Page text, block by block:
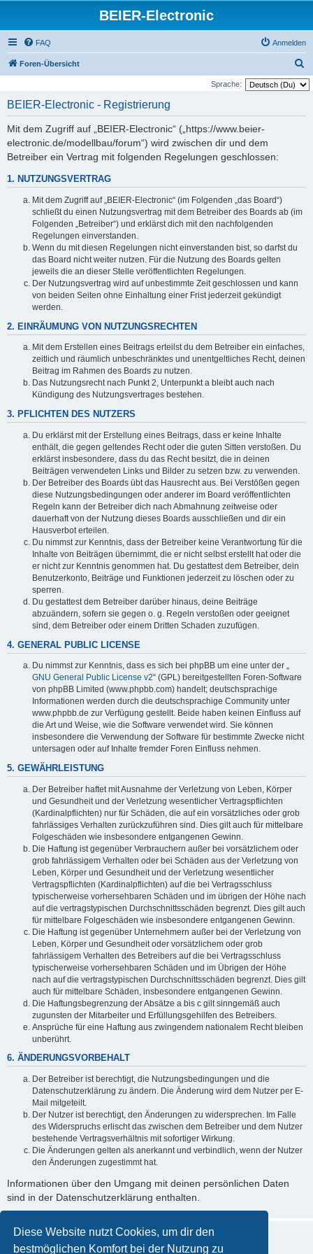
Diese Website nutzt Cookies, um dir den
bestmöglichen Komfort bei der Nutzung zu
BEIER-Electronic
FAQ Anmelden
Foren-Übersicht
u
Sprache:
BEIER-Electronic - Registrierung
Mit dem Zugriff auf „BEIER-Electronic“ („https://www.beier-
electronic.de/modellbau/forum“) wird zwischen dir und dem
Betreiber ein Vertrag mit folgenden Regelungen geschlossen:
1. NUTZUNGSVERTRAG
Mit dem Zugriff auf „BEIER-Electronic“ (im Folgenden „das Board“)
schließt du einen Nutzungsvertrag mit dem Betreiber des Boards ab (im
Folgenden „Betreiber“) und erklärst dich mit den nachfolgenden
Regelungen einverstanden.
Wenn du mit diesen Regelungen nicht einverstanden bist, so darfst du
das Board nicht weiter nutzen. Für die Nutzung des Boards gelten
jeweils die an dieser Stelle veröffentlichten Regelungen.
Der Nutzungsvertrag wird auf unbestimmte Zeit geschlossen und kann
von beiden Seiten ohne Einhaltung einer Frist jederzeit gekündigt
werden.
2. EINRÄUMUNG VON NUTZUNGSRECHTEN
Mit dem Erstellen eines Beitrags erteilst du dem Betreiber ein einfaches,
zeitlich und räumlich unbeschränktes und unentgeltliches Recht, deinen
Beitrag im Rahmen des Boards zu nutzen.
Das Nutzungsrecht nach Punkt 2, Unterpunkt a bleibt auch nach
Kündigung des Nutzungsvertrages bestehen.
3. PFLICHTEN DES NUTZERS
Du erklärst mit der Erstellung eines Beitrags, dass er keine Inhalte
enthält, die gegen geltendes Recht oder die guten Sitten verstoßen. Du
erklärst insbesondere, dass du das Recht besitzt, die in deinen
Beiträgen verwendeten Links und Bilder zu setzen bzw. zu verwenden.
Der Betreiber des Boards übt das Hausrecht aus. Bei Verstößen gegen
diese Nutzungsbedingungen oder anderer im Board veröffentlichten
Regeln kann der Betreiber dich nach Abmahnung zeitweise oder
dauerhaft von der Nutzung dieses Boards ausschließen und dir ein
Hausverbot erteilen.
Du nimmst zur Kenntnis, dass der Betreiber keine Verantwortung für die
Inhalte von Beiträgen übernimmt, die er nicht selbst erstellt hat oder die
er nicht zur Kenntnis genommen hat. Du gestattest dem Betreiber, dein
Benutzerkonto, Beiträge und Funktionen jederzeit zu löschen oder zu
sperren.
Du gestattest dem Betreiber darüber hinaus, deine Beiträge
abzuändern, sofern sie gegen o. g. Regeln verstoßen oder geeignet
sind, dem Betreiber oder einem Dritten Schaden zuzufügen.
4. GENERAL PUBLIC LICENSE
Du nimmst zur Kenntnis, dass es sich bei phpBB um eine unter der „
GNU General Public License v2“ (GPL) bereitgestellten Foren-Software
von phpBB Limited (www.phpbb.com) handelt; deutschsprachige
Informationen werden durch die deutschsprachige Community unter
www.phpbb.de zur Verfügung gestellt. Beide haben keinen Einfluss auf
die Art und Weise, wie die Software verwendet wird. Sie können
insbesondere die Verwendung der Software für bestimmte Zwecke nicht
untersagen oder auf Inhalte fremder Foren Einfluss nehmen.
5. GEWÄHRLEISTUNG
Der Betreiber haftet mit Ausnahme der Verletzung von Leben, Körper
und Gesundheit und der Verletzung wesentlicher Vertragspflichten
(Kardinalpflichten) nur für Schäden, die auf ein vorsätzliches oder grob
fahrlässiges Verhalten zurückzuführen sind. Dies gilt auch für mittelbare
Folgeschäden wie insbesondere entgangenen Gewinn.
Die Haftung ist gegenüber Verbrauchern außer bei vorsätzlichem oder
grob fahrlässigem Verhalten oder bei Schäden aus der Verletzung von
Leben, Körper und Gesundheit und der Verletzung wesentlicher
Vertragspflichten (Kardinalpflichten) auf die bei Vertragsschluss
typischerweise vorhersehbaren Schäden und im übrigen der Höhe nach
auf die vertragstypischen Durchschnittsschäden begrenzt. Dies gilt auch
für mittelbare Folgeschäden wie insbesondere entgangenen Gewinn.
Die Haftung ist gegenüber Unternehmern außer bei der Verletzung von
Leben, Körper und Gesundheit oder vorsätzlichem oder grob
fahrlässigem Verhalten des Betreibers auf die bei Vertragsschluss
typischerweise vorhersehbaren Schäden und im Übrigen der Höhe
nach auf die vertragstypischen Durchschnittsschäden begrenzt. Dies gilt
auch für mittelbare Schäden, insbesondere entgangenen Gewinn.
Die Haftungsbegrenzung der Absätze a bis c gilt sinngemäß auch
zugunsten der Mitarbeiter und Erfüllungsgehilfen des Betreibers.
Ansprüche für eine Haftung aus zwingendem nationalem Recht bleiben
unberührt.
6. ÄNDERUNGSVORBEHALT
Der Betreiber ist berechtigt, die Nutzungsbedingungen und die
Datenschutzerklärung zu ändern. Die Änderung wird dem Nutzer per E-
Mail mitgeteilt.
Der Nutzer ist berechtigt, den Änderungen zu widersprechen. Im Falle
des Widerspruchs erlischt das zwischen dem Betreiber und dem Nutzer
bestehende Vertragsverhältnis mit sofortiger Wirkung.
Die Änderungen gelten als anerkannt und verbindlich, wenn der Nutzer
den Änderungen zugestimmt hat.
Informationen über den Umgang mit deinen persönlichen Daten
sind in der Datenschutzerklärung enthalten.